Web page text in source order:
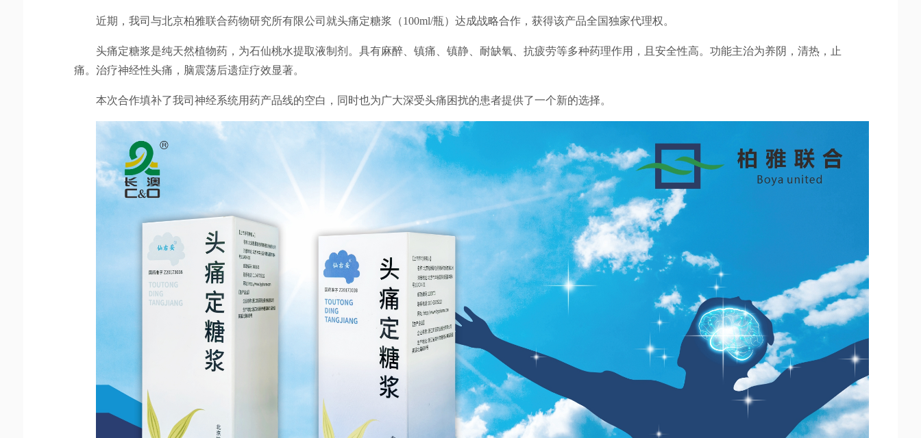
近期，我司与北京柏雅联合药物研究所有限公司就头痛定糖浆（100ml/瓶）达成战略合作，获得该产品全国独家代理权。
头痛定糖浆是纯天然植物药，为石仙桃水提取液制剂。具有麻醉、镇痛、镇静、耐缺氧、抗疲劳等多种药理作用，且安全性高。功能主治为养阴，清热，止
痛。治疗神经性头痛，脑震荡后遗症疗效显著。
本次合作填补了我司神经系统用药产品线的空白，同时也为广大深受头痛困扰的患者提供了一个新的选择。